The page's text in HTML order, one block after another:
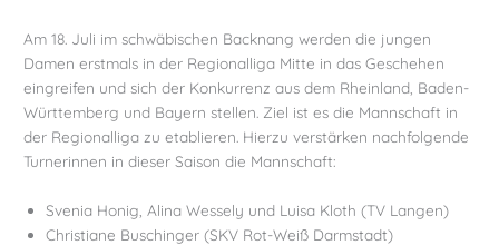
Am 18. Juli im schwäbischen Backnang werden die jungen
Damen erstmals in der Regionalliga Mitte in das Geschehen
eingreifen und sich der Konkurrenz aus dem Rheinland, Baden-
Württemberg und Bayern stellen. Ziel ist es die Mannschaft in
der Regionalliga zu etablieren. Hierzu verstärken nachfolgende
Turnerinnen in dieser Saison die Mannschaft:
Svenia Honig, Alina Wessely und Luisa Kloth (TV Langen)
Christiane Buschinger (SKV Rot-Weiß Darmstadt)